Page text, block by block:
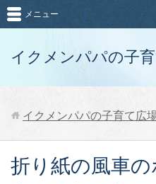
イクメンパパの子
メニュー
イクメンパパの子育て広
折り紙の風車の